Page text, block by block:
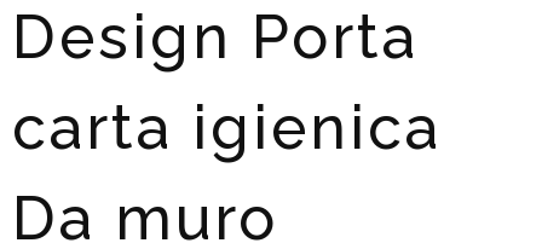
Design Porta
carta igienica
Da muro